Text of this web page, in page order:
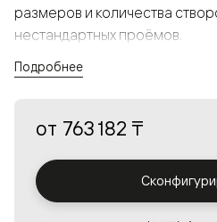
размеров и количества
нестандартных проёмов.
а большой выбор вставок из
решения в интерьере и
Подробнее
от 763 182 ₸